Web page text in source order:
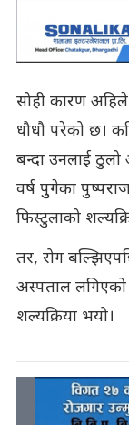
सोही कारण अहिले
धौधौ परेको छ।
बन्दा उनलाई ठुलो
वर्ष पुुगेका
फिस्टुलाको
तर, रोग
अस्पताल लगिएको
शल्यक्रिया भयो।